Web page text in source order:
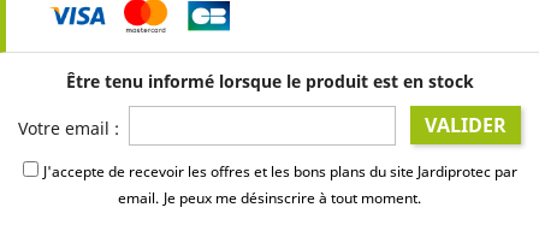
Être tenu informé lorsque le produit est en stock
Votre email : VALIDER
J'accepte de recevoir les offres et les bons plans du site Jardiprotec par
email. Je peux me désinscrire à tout moment.